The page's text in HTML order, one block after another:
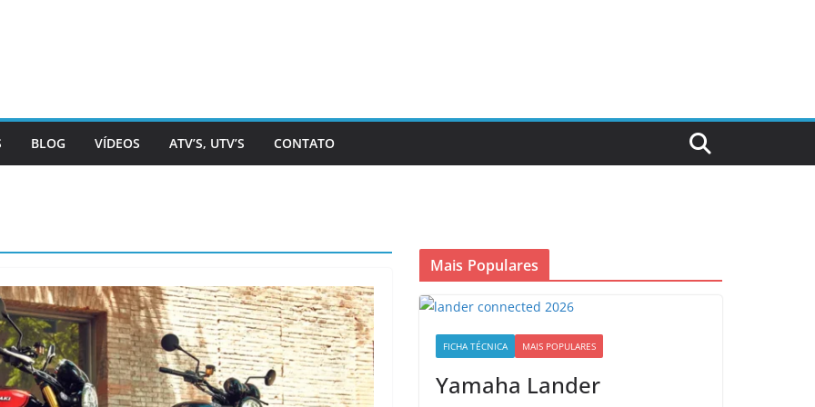
BLOG VÍDEOS ATV’S, UTV’S CONTATO
Mais Populares
FICHA TÉCNICA MAIS POPULARES
Yamaha Lander